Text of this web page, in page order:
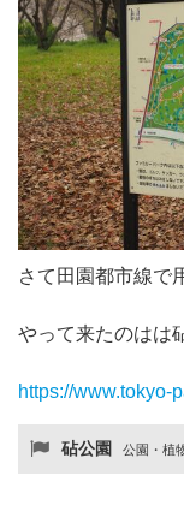
さて田園都市線で
やって来たのはは
https://www.tokyo-
砧公園 公園・植